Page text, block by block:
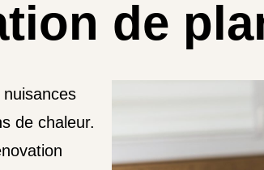
de
de chaleur.